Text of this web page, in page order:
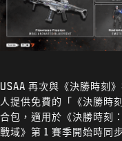
USAA 再次與《決勝時刻
人提供免費的「《決勝時
合包，適用於《決勝時刻
戰域》第 1 賽季開始時同